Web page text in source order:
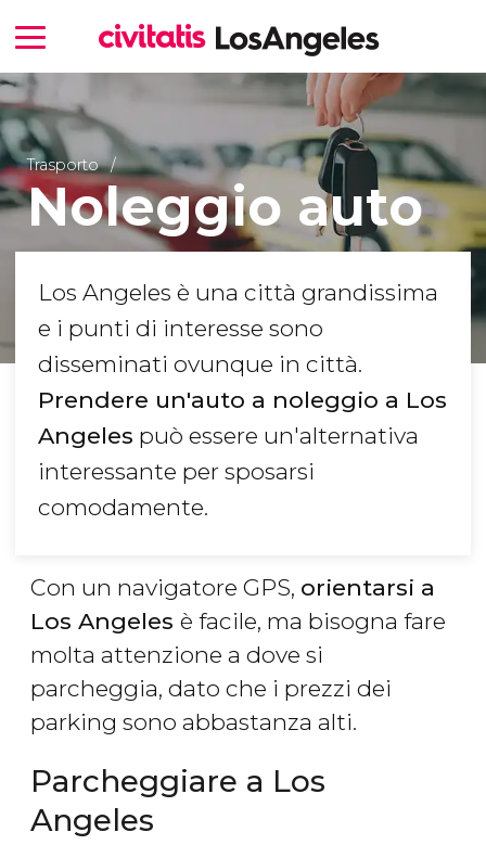
Trasporto
Noleggio auto
Los Angeles è una città grandissima
e i punti di interesse sono
disseminati ovunque in città.
Prendere un'auto a noleggio a Los
Angeles può essere un'alternativa
interessante per sposarsi
comodamente.
Con un navigatore GPS, orientarsi a
Los Angeles è facile, ma bisogna fare
molta attenzione a dove si
parcheggia, dato che i prezzi dei
parking sono abbastanza alti.
Parcheggiare a Los
Angeles